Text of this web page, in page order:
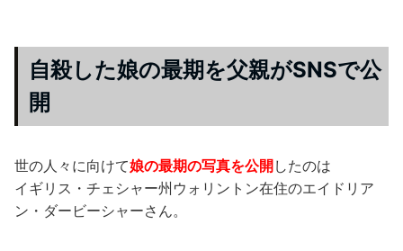
自殺した娘の最期を父親がSNSで公
開
世の人々に向けて娘の最期の写真を公開したのは
イギリス・チェシャー州ウォリントン在住のエイドリア
ン・ダービーシャーさん。